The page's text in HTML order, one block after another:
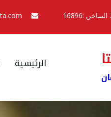
:16896
الرئيسية